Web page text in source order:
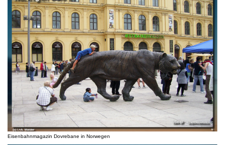
Eisenbahnmagazin Dovrebane in Norwegen